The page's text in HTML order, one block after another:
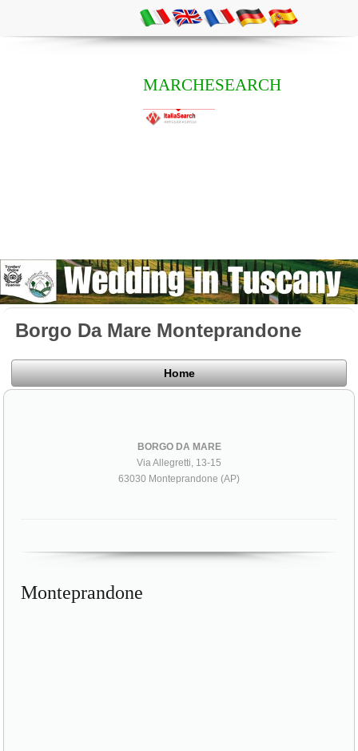
MARCHESEARCH
Borgo Da Mare Monteprandone
Home
BORGO DA MARE
Via Allegretti, 13-15
63030 Monteprandone (AP)
Monteprandone